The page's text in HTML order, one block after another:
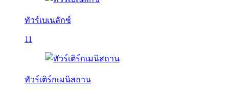
ทัวร์เบเนลักซ์
11
ทัวร์เติร์กเมนิสถาน